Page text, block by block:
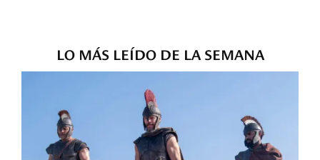
LO MÁS LEÍDO DE LA SEMANA